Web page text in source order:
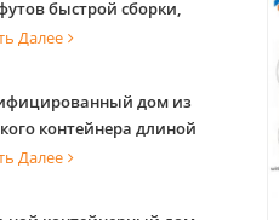
быстрой сборки,
дом для проживания
Далее
дом из
контейнера длиной
для креативной
Далее